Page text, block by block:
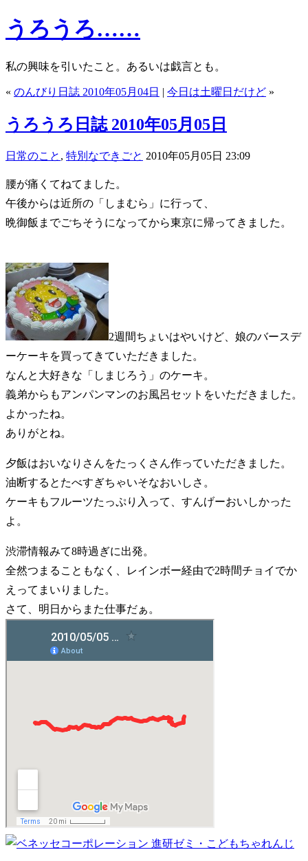
うろうろ……
私の興味を引いたこと。あるいは戯言とも。
« のんびり日誌 2010年05月04日 | 今日は土曜日だけど »
うろうろ日誌 2010年05月05日
日常のこと , 特別なできごと 2010年05月05日 23:09
腰が痛くてねてました。
午後からは近所の「しまむら」に行って、
晩御飯までごちそうになってから東京に帰ってきました。
2週間ちょいはやいけど、娘のバースデ
ーケーキを買ってきていただきました。
なんと大好きな「しまじろう」のケーキ。
義弟からもアンパンマンのお風呂セットをいただきました。
よかったね。
ありがとね。
夕飯はおいなりさんをたっくさん作っていただきました。
油断するとたべすぎちゃいそなおいしさ。
ケーキもフルーツたっぷり入って、すんげーおいしかった
よ。
渋滞情報みて8時過ぎに出発。
全然つまることもなく、レインボー経由で2時間チョイでか
えってまいりました。
さて、明日からまた仕事だぁ。